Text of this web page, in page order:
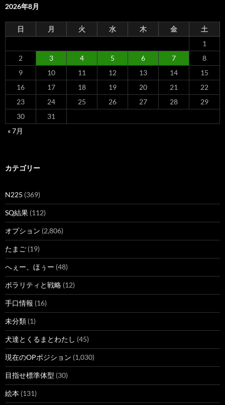
2026年8月
日 月 火 水 木 金
土
1
2
3 4 5 6 7
8
9
10 11 12 13 14
15
16
17 18 19 20 21
22
23
24 25 26 27 28
29
30
31
« 7月
カテゴリー
N225 (369)
SQ結果 (112)
オプション (2,806)
たまご (19)
へぇー、ほぅー (48)
ボラリティと戦略 (12)
手口情報 (16)
未分類 (1)
犬達とくるまとわたし (45)
現在のOPポジション (1,030)
目指せ標準体型 (30)
絵本 (131)